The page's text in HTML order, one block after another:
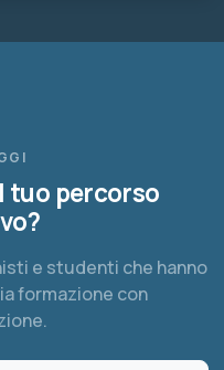
tuo percorso
e studenti che hanno
formazione con